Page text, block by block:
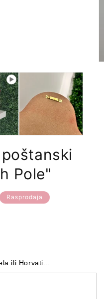
Pole"
Rasprodaja
ili Horvati...